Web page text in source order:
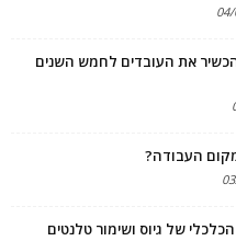
את העובדים לחמש השנים
העבודה?